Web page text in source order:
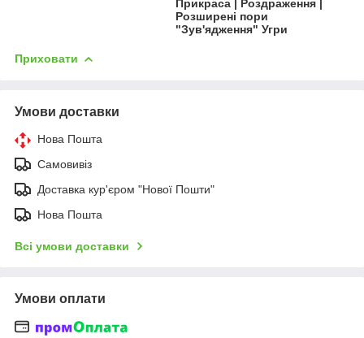
Прикраса | Роздраження |
Розширені пори
"Зув'ядження" Угри
Приховати
Умови доставки
Нова Пошта
Самовивіз
Доставка кур'єром "Нової Пошти"
Нова Пошта
Всі умови доставки
Умови оплати